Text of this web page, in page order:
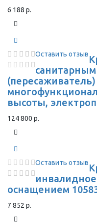
6 188 р.
Оставить отзыв
высоты,
124 800 р.
Оставить отзыв
оснащением
7 852 р.